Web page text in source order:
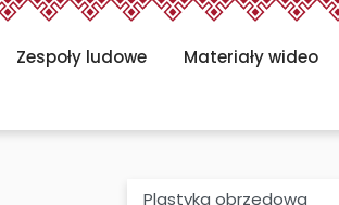
Zespoły ludowe Materiały wideo
Kategoria